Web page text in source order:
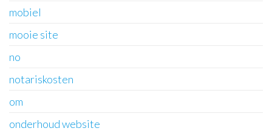
mobiel
mooie site
no
notariskosten
om
onderhoud website